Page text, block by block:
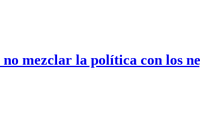
mezclar la política con los